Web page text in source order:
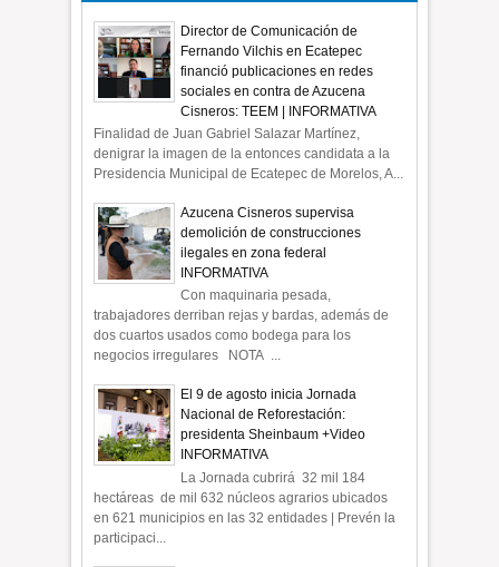
Director de Comunicación de
Fernando Vilchis en Ecatepec
financió publicaciones en redes
sociales en contra de Azucena
Cisneros: TEEM | INFORMATIVA
Finalidad de Juan Gabriel Salazar Martínez,
denigrar la imagen de la entonces candidata a la
Presidencia Municipal de Ecatepec de Morelos, A...
Azucena Cisneros supervisa
demolición de construcciones
ilegales en zona federal
INFORMATIVA
Con maquinaria pesada,
trabajadores derriban rejas y bardas, además de
dos cuartos usados como bodega para los
negocios irregulares NOTA ...
El 9 de agosto inicia Jornada
Nacional de Reforestación:
presidenta Sheinbaum +Video
INFORMATIVA
La Jornada cubrirá 32 mil 184
hectáreas de mil 632 núcleos agrarios ubicados
en 621 municipios en las 32 entidades | Prevén la
participaci...